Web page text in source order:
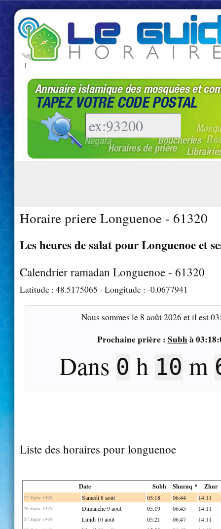
|
Horaire priere Longuenoe - 61320
Les heures de salat pour Longuenoe et
Calendrier ramadan Longuenoe - 61320
Latitude : 48.5175065 - Longitude : -0.0677941
Nous sommes le 8 août 2026 et il est
Prochaine prière : Subhà
Dans 0 h 10 m
Liste des horaires pour longuenoe
Date Subh Shuruq * Zhur
25 Safar 1448 Samedi 8 août 05:18 06:44 14:11
26 Safar 1448 Dimanche 9 août 05:19 06:45 14:11
27 Safar 1448 Lundi 10 août 05:21 06:47 14:11